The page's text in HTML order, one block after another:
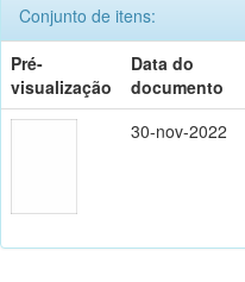
Conjunto de itens:
Pré-
visualização
Data do
documento
30-nov-2022